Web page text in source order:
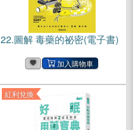
22.圖解 毒藥的祕密(電子書)
紅利兌換